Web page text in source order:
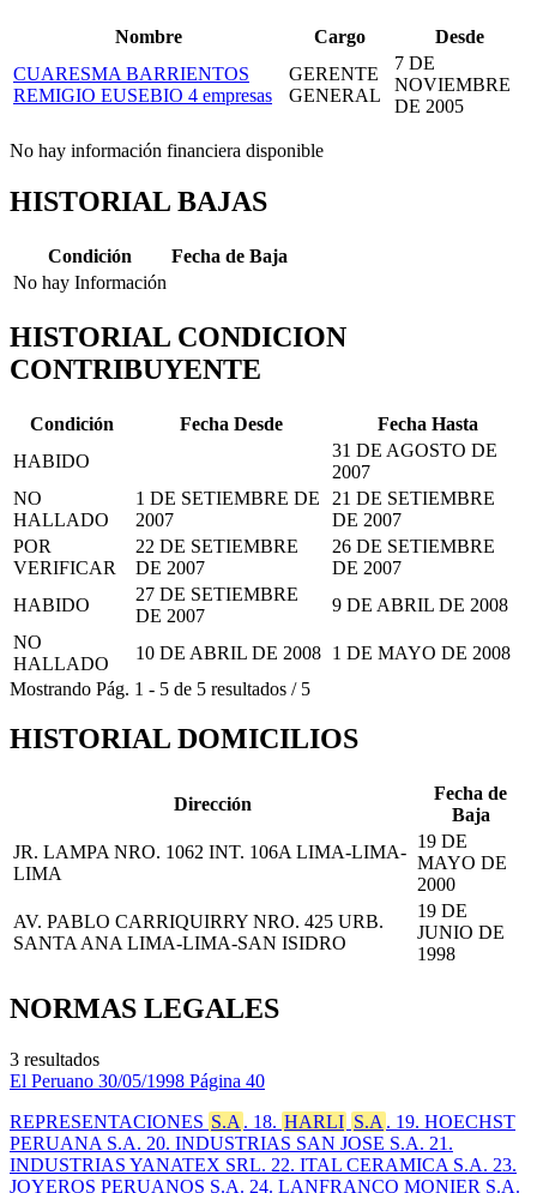
Nombre Cargo
Desde
CUARESMA BARRIENTOS
REMIGIO EUSEBIO 4 empresas
GERENTE
GENERAL
7 DE
NOVIEMBRE
DE 2005
No hay información financiera disponible
HISTORIAL BAJAS
Condición
Fecha de Baja
No hay Información
HISTORIAL CONDICION
CONTRIBUYENTE
Condición Fecha Desde
Fecha Hasta
HABIDO
31 DE AGOSTO DE
2007
NO
HALLADO
1 DE SETIEMBRE DE
2007
21 DE SETIEMBRE
DE 2007
POR
VERIFICAR
22 DE SETIEMBRE
DE 2007
26 DE SETIEMBRE
DE 2007
HABIDO
27 DE SETIEMBRE
DE 2007
9 DE ABRIL DE 2008
NO
HALLADO
10 DE ABRIL DE 2008 1 DE MAYO DE 2008
Mostrando Pág. 1 - 5 de 5 resultados / 5
HISTORIAL DOMICILIOS
Dirección
Fecha de
Baja
JR. LAMPA NRO. 1062 INT. 106A LIMA-LIMA-
LIMA
19 DE
MAYO DE
2000
AV. PABLO CARRIQUIRRY NRO. 425 URB.
SANTA ANA LIMA-LIMA-SAN ISIDRO
19 DE
JUNIO DE
1998
NORMAS LEGALES
3 resultados
El Peruano 30/05/1998 Página 40
REPRESENTACIONES S.A . 18. HARLI S.A . 19. HOECHST
PERUANA S.A. 20. INDUSTRIAS SAN JOSE S.A. 21.
INDUSTRIAS YANATEX SRL. 22. ITAL CERAMICA S.A. 23.
JOYEROS PERUANOS S.A. 24. LANFRANCO MONIER S.A.